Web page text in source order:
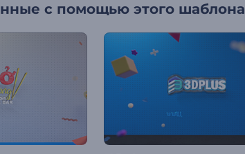
с помощью этого шаблона